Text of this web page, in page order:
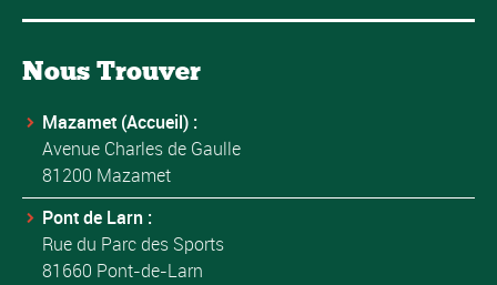
Nous Trouver
Mazamet (Accueil) :
Avenue Charles de Gaulle
81200 Mazamet
Pont de Larn :
Rue du Parc des Sports
81660 Pont-de-Larn